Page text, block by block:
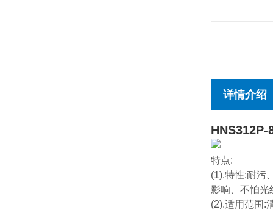
详情介绍
HNS312P-
特点:
(1).特性:耐污
影响、不怕光
(2).适用范围: